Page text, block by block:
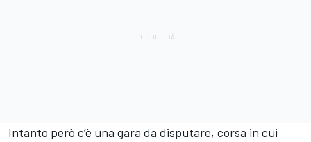
Intanto però c’è una gara da disputare, corsa in cui